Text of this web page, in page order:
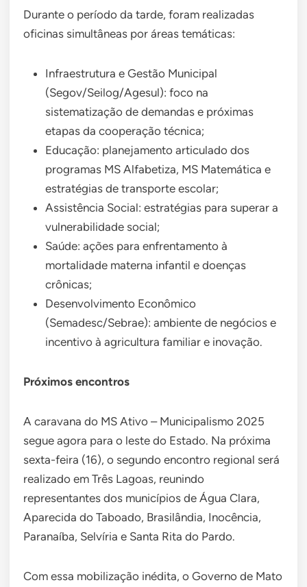
Durante o período da tarde, foram realizadas
oficinas simultâneas por áreas temáticas:
Infraestrutura e Gestão Municipal
(Segov/Seilog/Agesul): foco na
sistematização de demandas e próximas
etapas da cooperação técnica;
Educação: planejamento articulado dos
programas MS Alfabetiza, MS Matemática e
estratégias de transporte escolar;
Assistência Social: estratégias para superar a
vulnerabilidade social;
Saúde: ações para enfrentamento à
mortalidade materna infantil e doenças
crônicas;
Desenvolvimento Econômico
(Semadesc/Sebrae): ambiente de negócios e
incentivo à agricultura familiar e inovação.
Próximos encontros
A caravana do MS Ativo – Municipalismo 2025
segue agora para o leste do Estado. Na próxima
sexta-feira (16), o segundo encontro regional será
realizado em Três Lagoas, reunindo
representantes dos municípios de Água Clara,
Aparecida do Taboado, Brasilândia, Inocência,
Paranaíba, Selvíria e Santa Rita do Pardo.
Com essa mobilização inédita, o Governo de Mato